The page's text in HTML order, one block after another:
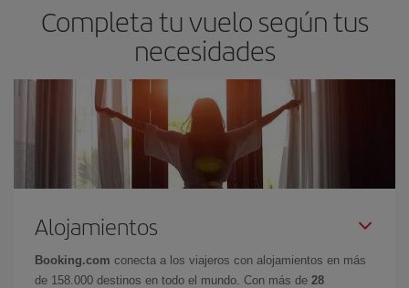
Completa tu vuelo según tus
necesidades
Alojamientos
Booking.com conecta a los viajeros con alojamientos en más
de 158.000 destinos en todo el mundo. Con más de 28